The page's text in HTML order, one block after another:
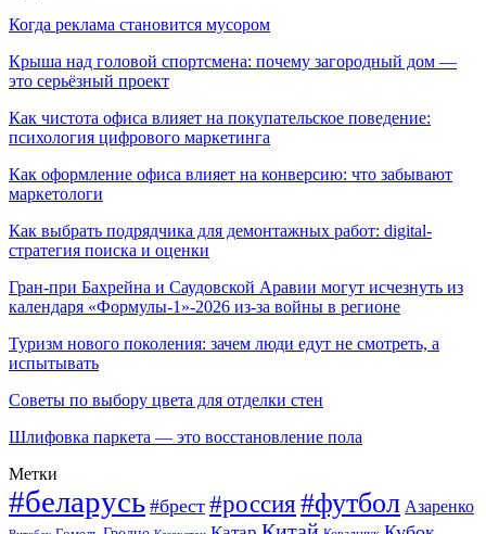
Когда реклама становится мусором
Крыша над головой спортсмена: почему загородный дом —
это серьёзный проект
Как чистота офиса влияет на покупательское поведение:
психология цифрового маркетинга
Как оформление офиса влияет на конверсию: что забывают
маркетологи
Как выбрать подрядчика для демонтажных работ: digital-
стратегия поиска и оценки
Гран-при Бахрейна и Саудовской Аравии могут исчезнуть из
календаря «Формулы-1»-2026 из-за войны в регионе
Туризм нового поколения: зачем люди едут не смотреть, а
испытывать
Советы по выбору цвета для отделки стен
Шлифовка паркета — это восстановление пола
Метки
#беларусь #брест #россия#футбол Азаренко